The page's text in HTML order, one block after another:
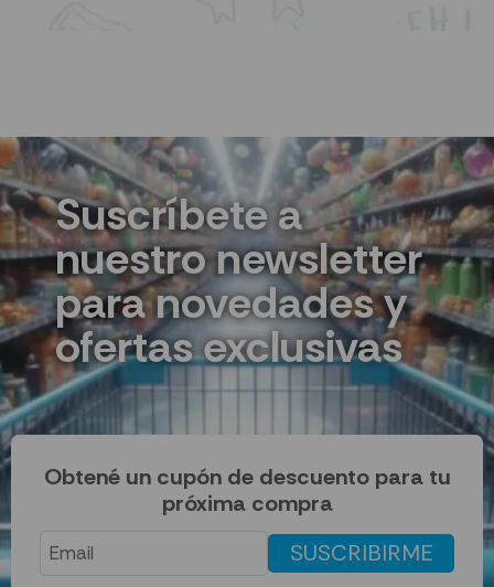
Suscríbete a
nuestro newsletter
para novedades y
ofertas exclusivas
Obtené un cupón de descuento para tu
próxima compra
SUSCRIBIRME